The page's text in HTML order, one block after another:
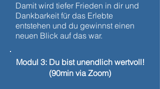
Damit wird tiefer Frieden in dir und
Dankbarkeit für das Erlebte
entstehen und du gewinnst einen
neuen Blick auf das war.
Modul 3: Du bist unendlich wertvoll!
(90min via Zoom)